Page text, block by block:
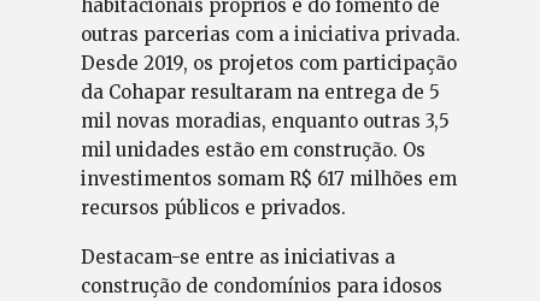
habitacionais próprios e do fomento de
outras parcerias com a iniciativa privada.
Desde 2019, os projetos com participação
da Cohapar resultaram na entrega de 5
mil novas moradias, enquanto outras 3,5
mil unidades estão em construção. Os
investimentos somam R$ 617 milhões em
recursos públicos e privados.
Destacam-se entre as iniciativas a
construção de condomínios para idosos